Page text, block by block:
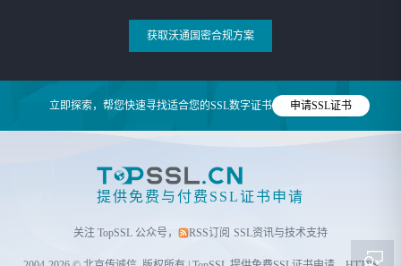
获取沃通国密合规方案
立即探索，帮您快速寻找适合您的SSL数字证书 申请SSL证书
提供免费与付费SSL证书申请
关注 TopSSL 公众号， RSS订阅 SSL资讯与技术支持